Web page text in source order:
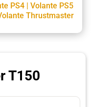
PS4 | Volante PS5
Thrustmaster
T150